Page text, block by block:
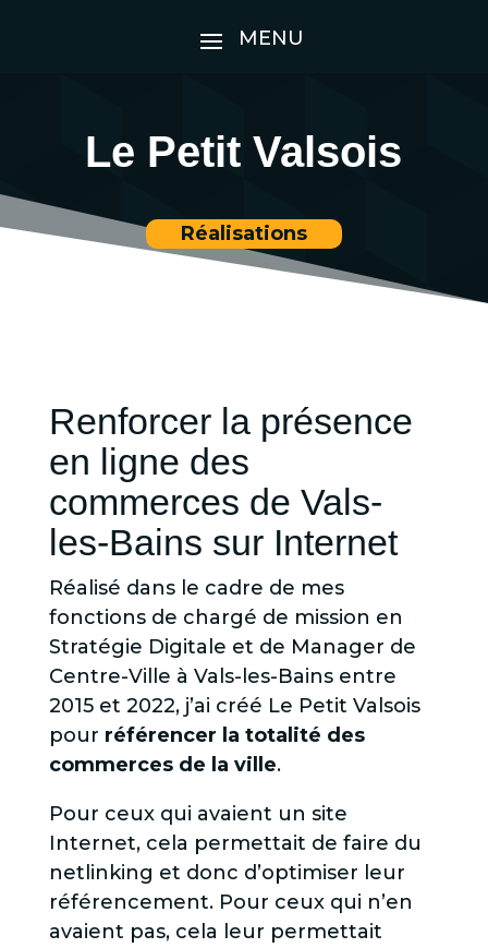
Le Petit Valsois
Réalisations
Renforcer la présence
en ligne des
commerces de Vals-
les-Bains sur Internet
Réalisé dans le cadre de mes
fonctions de chargé de mission en
Stratégie Digitale et de Manager de
Centre-Ville à Vals-les-Bains entre
2015 et 2022, j’ai créé Le Petit Valsois
pour référencer la totalité des
commerces de la ville.
Pour ceux qui avaient un site
Internet, cela permettait de faire du
netlinking et donc d’optimiser leur
référencement. Pour ceux qui n’en
avaient pas, cela leur permettait